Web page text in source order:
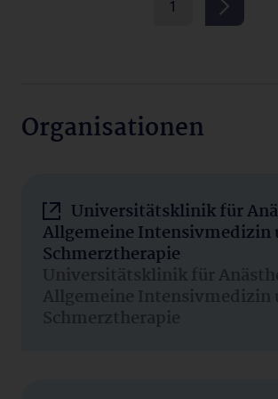
1
Organisationen
Universitätsklinik für
Allgemeine Intensivmedizin
Schmerztherapie
Universitätsklinik für
Allgemeine Intensivmedizin
Schmerztherapie